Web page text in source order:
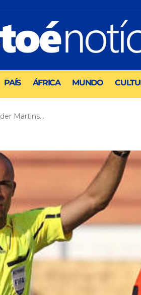
PAÍS ÁFRICA MUNDO
Martins…